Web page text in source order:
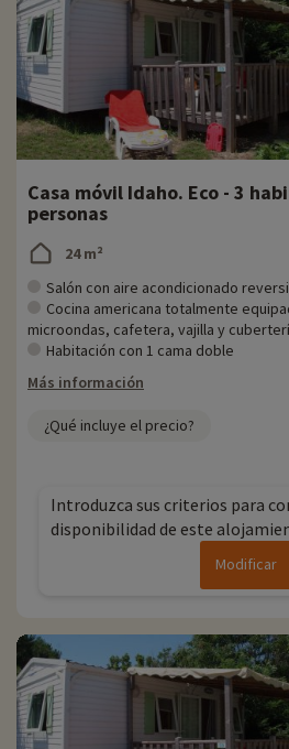
Casa móvil Idaho. Eco - 3
personas
24 m²
Salón con aire acondicionado
Cocina americana totalmente
microondas, cafetera, vajilla y
Habitación con 1 cama doble
Más información
¿Qué incluye el precio?
Introduzca sus criterios para
disponibilidad de este
Modificar